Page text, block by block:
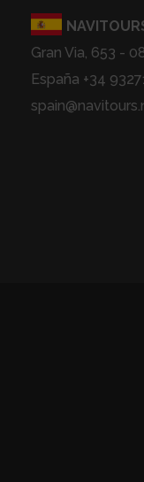
Gran Via, 653 -
España +34